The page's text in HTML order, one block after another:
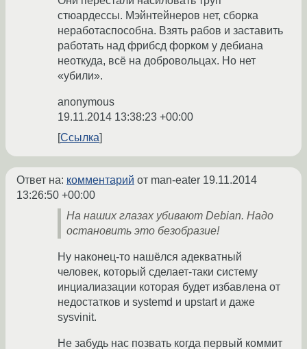
стюардессы. Мэйнтейнеров нет, сборка
неработаспособна. Взять рабов и заставить
работать над фрибсд форком у дебиана
неоткуда, всё на добровольцах. Но нет
«убили».
anonymous
19.11.2014 13:38:23 +00:00
Ссылка
Ответ на: комментарий от man-eater 19.11.2014
13:26:50 +00:00
На наших глазах убивают Debian. Надо
остановить это безобразие!
Ну наконец-то нашёлся адекватный
человек, который сделает-таки систему
инциалиазации которая будет избавлена от
недостатков и systemd и upstart и даже
sysvinit.
Не забудь нас позвать когда первый коммит